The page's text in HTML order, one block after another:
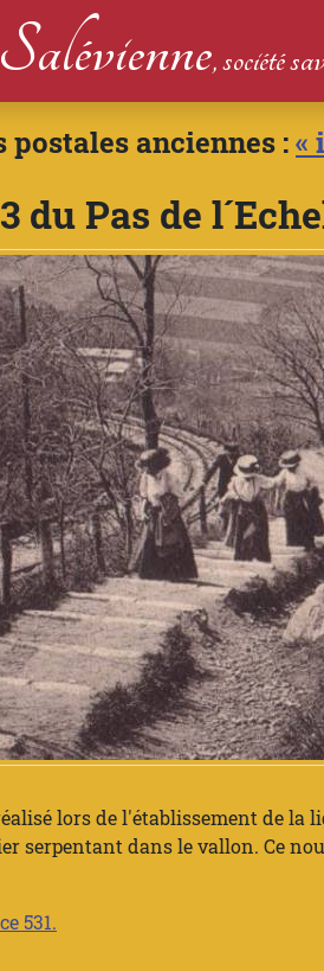
, société
postales anciennes :«
du Pas de
lors de l'établissement de
serpentant dans le vallon. Ce
531.